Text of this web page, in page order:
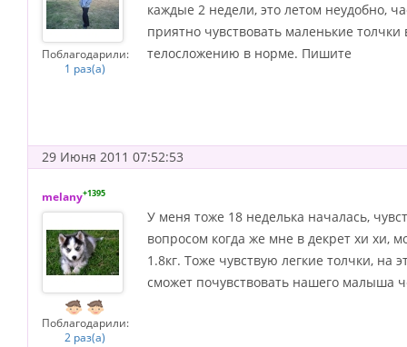
Поблагодарили:
1 раз(а)
каждые 2 недели, это летом неудобно,
приятно чувствовать маленькие толчки
телосложению в норме. Пишите
29 Июня 2011 07:52:53
melany+1395
Поблагодарили:
2 раз(а)
У меня тоже 18 неделька началась,
вопросом когда же мне в декрет хи хи,
1.8кг. Тоже чувствую легкие толчки,
сможет почувствовать нашего малыша